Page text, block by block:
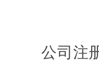
公司注册